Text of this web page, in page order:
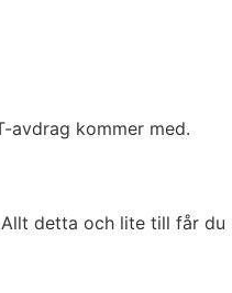
avdrag kommer med.
detta och lite till får du